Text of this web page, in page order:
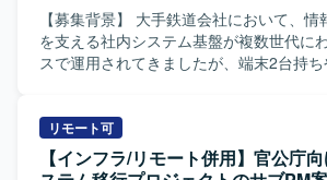
【募集背景】 大手鉄道会社において、
を支える社内システム基盤が複数世代に
スで運用されてきましたが、端末2台持
ジェクトが立ち上がりました。 【作業内容】 6代目社内シ
ステム基盤の刷新プロジェクトに参画し
およびサーバ系インフラの設計・構築・
リモート可
【インフラ/リモート併用】官公庁